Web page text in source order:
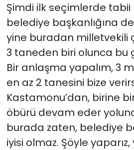
Şimdi ilk seçimlerde tabii
belediye başkanlığına
yine buradan milletvekili
3 taneden biri olunca bu
Bir anlaşma yapalım, 3
en az 2 tanesini bize
Kastamonu’dan, birine
öbürü devam eder
burada zaten, belediye
iyisi olmaz. Şöyle